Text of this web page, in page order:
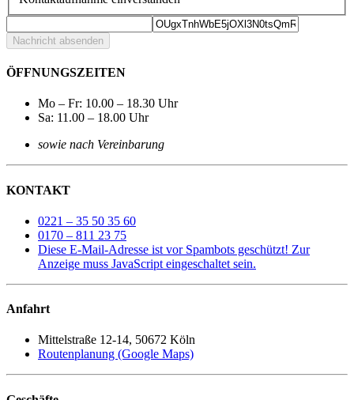
Nachricht absenden
ÖFFNUNGSZEITEN
Mo – Fr: 10.00 – 18.30 Uhr
Sa: 11.00 – 18.00 Uhr
sowie nach Vereinbarung
KONTAKT
0221 – 35 50 35 60
0170 – 811 23 75
Diese E-Mail-Adresse ist vor Spambots geschützt! Zur
Anzeige muss JavaScript eingeschaltet sein.
Anfahrt
Mittelstraße 12-14, 50672 Köln
Routenplanung (Google Maps)